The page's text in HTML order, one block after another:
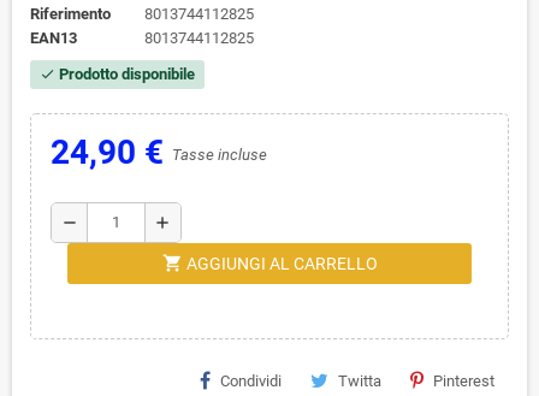
Riferimento
8013744112825
EAN13
8013744112825
check Prodotto disponibile
24,90 € Tasse incluse
remove add
shopping_cart AGGIUNGI AL CARRELLO
Condividi Twitta Pinterest